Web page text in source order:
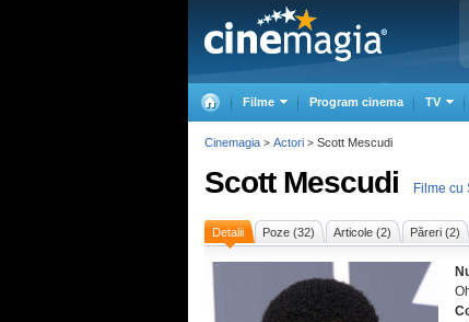
Filme Program cinema TV
Scott Mescudi Filme cu
Detalii Poze (32) Articole (2) Păreri (2)
Cinemagia > Actori > Scott Mescudi